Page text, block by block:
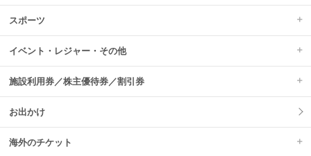
スポーツ
イベント・レジャー・その他
施設利用券／株主優待券／割引券
お出かけ
海外のチケット